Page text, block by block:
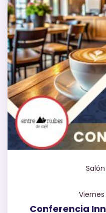
Viernes
Conferencia